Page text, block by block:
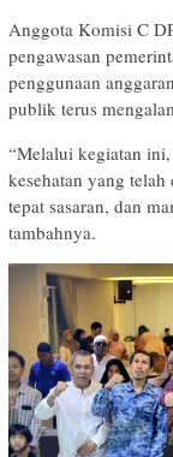
Anggota Komisi C
pengawasan
penggunaan
publik terus
“Melalui kegiatan
kesehatan yang
tepat sasaran, dan
tambahnya.